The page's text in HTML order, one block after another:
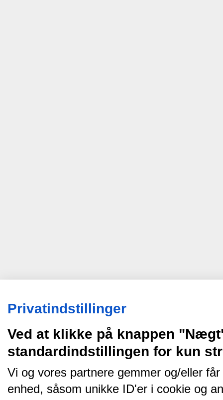
Privatindstillinger
Ved at klikke på knappen
standardindstillingen for kun
Vi og vores partnere gemmer og/eller
enhed, såsom unikke ID'er i cookie og